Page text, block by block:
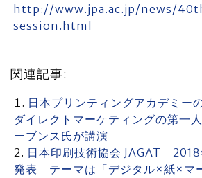
http://www.jpa.ac.jp/news/
session.html
関連記事:
日本プリンティングアカデミ
ダイレクトマーケティングの第一
ーブンス氏が講演
日本印刷技術協会 JAGAT 2018
発表 テーマは「デジタル×紙×マ